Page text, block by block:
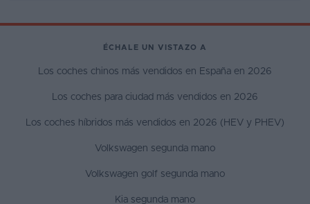
ÉCHALE UN VISTAZO A
Los coches chinos más vendidos en España en 2026
Los coches para ciudad más vendidos en 2026
Los coches híbridos más vendidos en 2026 (HEV y PHEV)
Volkswagen segunda mano
Volkswagen golf segunda mano
Kia segunda mano